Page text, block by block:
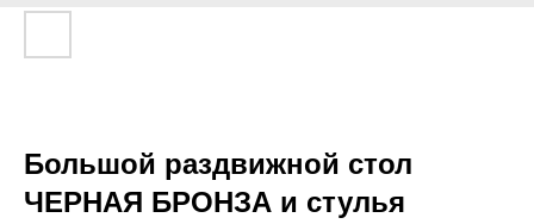
Большой раздвижной стол
ЧЕРНАЯ БРОНЗА и стулья